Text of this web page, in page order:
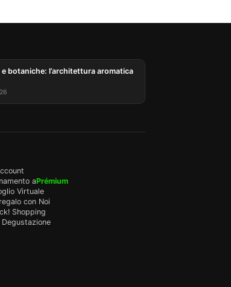
e botaniche: l’architettura aromatica
aPrémium
Virtuale
con Noi
Shopping
Degustazione